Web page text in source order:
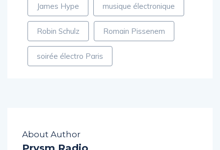
James Hype musique électronique
Robin Schulz Romain Pissenem
soirée électro Paris
About Author